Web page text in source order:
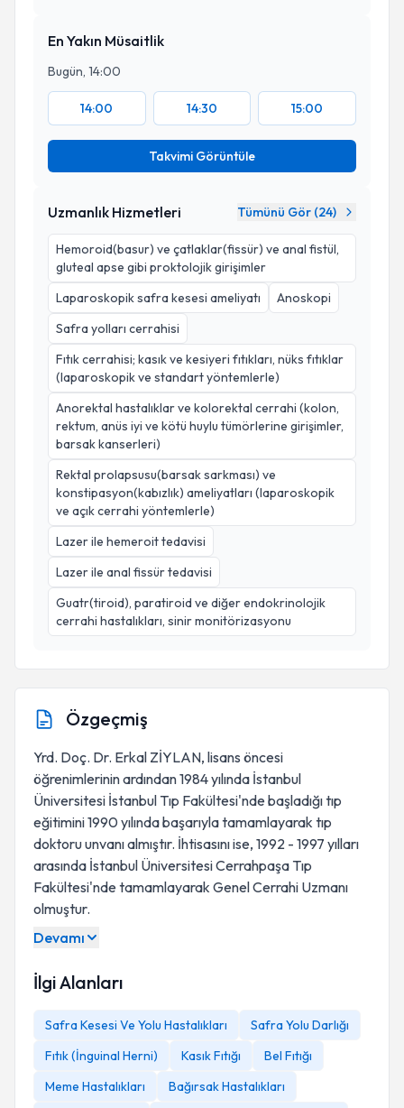
En Yakın Müsaitlik
Bugün, 14:00
14:00 14:30 15:00
Takvimi Görüntüle
Uzmanlık Hizmetleri Tümünü Gör (24)
Hemoroid(basur) ve çatlaklar(fissür) ve anal fistül,
gluteal apse gibi proktolojik girişimler
Laparoskopik safra kesesi ameliyatı
Anoskopi
Safra yolları cerrahisi
Fıtık cerrahisi; kasık ve kesiyeri fıtıkları, nüks fıtıklar
(laparoskopik ve standart yöntemlerle)
Anorektal hastalıklar ve kolorektal cerrahi (kolon,
rektum, anüs iyi ve kötü huylu tümörlerine girişimler,
barsak kanserleri)
Rektal prolapsusu(barsak sarkması) ve
konstipasyon(kabızlık) ameliyatları (laparoskopik
ve açık cerrahi yöntemlerle)
Lazer ile hemeroit tedavisi
Lazer ile anal fissür tedavisi
Guatr(tiroid), paratiroid ve diğer endokrinolojik
cerrahi hastalıkları, sinir monitörizasyonu
Özgeçmiş
Yrd. Doç. Dr. Erkal ZİYLAN, lisans öncesi
öğrenimlerinin ardından 1984 yılında İstanbul
Üniversitesi İstanbul Tıp Fakültesi'nde başladığı tıp
eğitimini 1990 yılında başarıyla tamamlayarak tıp
doktoru unvanı almıştır. İhtisasını ise, 1992 - 1997 yılları
arasında İstanbul Üniversitesi Cerrahpaşa Tıp
Fakültesi'nde tamamlayarak Genel Cerrahi Uzmanı
olmuştur.
Devamı
İlgi Alanları
Safra Kesesi Ve Yolu Hastalıkları
Safra Yolu Darlığı
Fıtık (İnguinal Herni)
Kasık Fıtığı
Bel Fıtığı
Meme Hastalıkları
Bağırsak Hastalıkları